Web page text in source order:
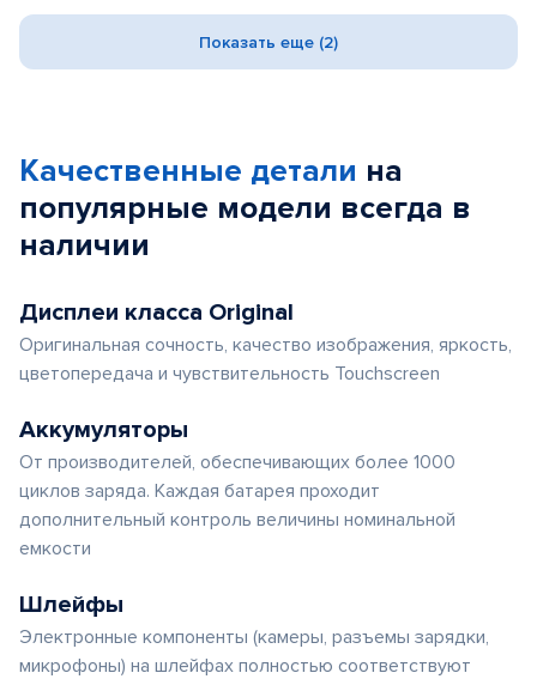
Показать еще (2)
Качественные детали на
популярные модели всегда в
наличии
Дисплеи класса Original
Оригинальная сочность, качество изображения, яркость,
цветопередача и чувствительность Touchscreen
Аккумуляторы
От производителей, обеспечивающих более 1000
циклов заряда. Каждая батарея проходит
дополнительный контроль величины номинальной
емкости
Шлейфы
Электронные компоненты (камеры, разъемы зарядки,
микрофоны) на шлейфах полностью соответствуют